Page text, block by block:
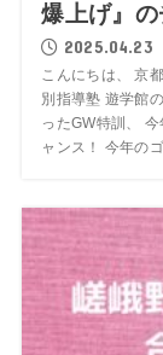
爆上げ』の
2025.04.23
こんにちは、 京
別指導塾 遊学館
ったGW特訓、
ャンス！ 今年のゴ